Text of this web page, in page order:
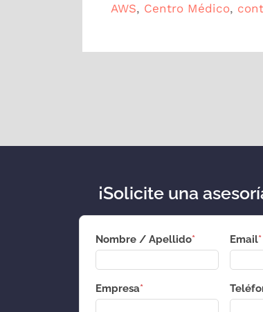
AWS, Centro Médico,
¡Solicite una
Nombre / Apellido* Email*
Empresa*